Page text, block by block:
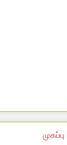
முகப்பு